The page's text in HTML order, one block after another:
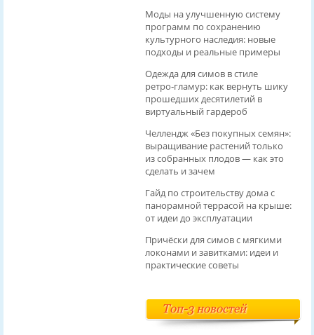
Моды на улучшенную систему
программ по сохранению
культурного наследия: новые
подходы и реальные примеры
Одежда для симов в стиле
ретро‑гламур: как вернуть шику
прошедших десятилетий в
виртуальный гардероб
Челлендж «Без покупных семян»:
выращивание растений только
из собранных плодов — как это
сделать и зачем
Гайд по строительству дома с
панорамной террасой на крыше:
от идеи до эксплуатации
Причёски для симов с мягкими
локонами и завитками: идеи и
практические советы
Топ-3 новостей